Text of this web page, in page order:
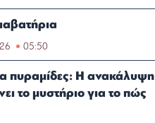
05:50
πυραμίδες: Η ανακάλυψη
το μυστήριο για το πώς